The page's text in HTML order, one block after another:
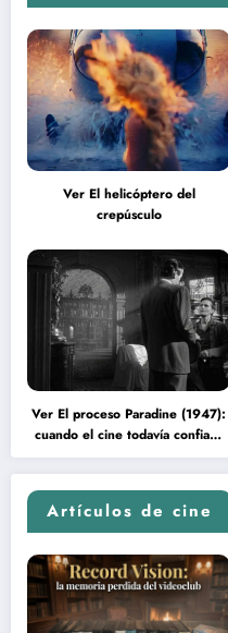
Ver El helicóptero del
crepúsculo
Ver El proceso Paradine (1947):
cuando el cine todavía confiaba
en la inteligencia del espectador
Artículos de cine